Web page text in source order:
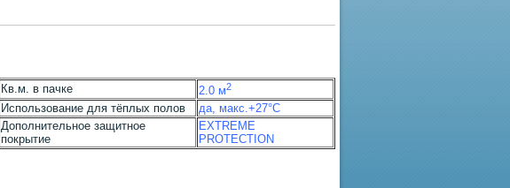
Кв.м. в пачке 2.0 м2
Использование для тёплых полов
да, макс.+27°С
Дополнительное защитное
покрытие
EXTREME
PROTECTION